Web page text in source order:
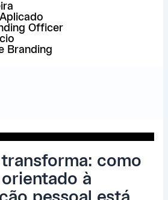
Officer
Branding
como
à